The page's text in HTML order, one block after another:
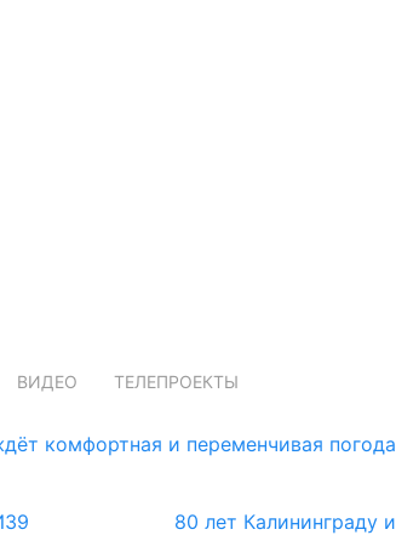
ВИДЕО ТЕЛЕПРОЕКТЫ
комфортная и переменчивая погода
80 лет Калининграду и